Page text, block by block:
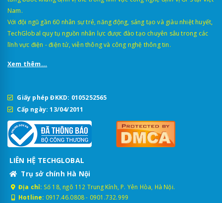
Nam.
Với đội ngũ gần 60 nhân sự trẻ, năng động, sáng tạo và giàu nhiệt huyết,
TechGlobal quy tụ nguồn nhân lực được đào tạo chuyên sâu trong các
lĩnh vực điện - điện tử, viễn thông và công nghệ thông tin.
Xem thêm...
Giấy phép ĐKKD: 0105252565
Cấp ngày: 13/04/2011
LIÊN HỆ TECHGLOBAL
Trụ sở chính Hà Nội
Địa chỉ: Số 18, ngõ 112 Trung Kính, P. Yên Hòa, Hà Nội.
Hotline: 0917.46.0808- 0901.732.999